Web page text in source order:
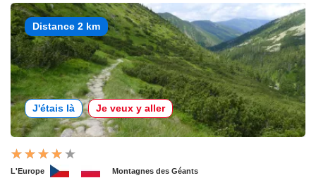
Distance 2 km
J'étais là Je veux y aller
L'Europe Montagnes des Géants